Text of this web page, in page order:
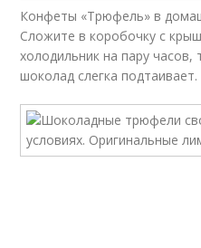
Конфеты «Трюфель» в
Сложите в коробочку с
холодильник на пару часов,
шоколад слегка подтаивает.